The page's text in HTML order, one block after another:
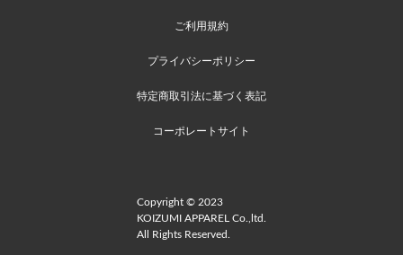
ご利用規約
プライバシーポリシー
特定商取引法に基づく表記
コーポレートサイト
Copyright © 2023
KOIZUMI APPAREL Co.,ltd.
All Rights Reserved.